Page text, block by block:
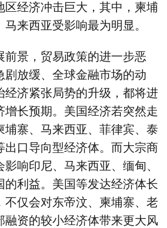
区经济冲击巨大，其中，柬埔
来西亚受影响最为明显。
景，贸易政策的进一步恶
剧放缓、全球金融市场的动
经济紧张局势的升级，都将进
增长预期。美国经济若突然走
埔寨、马来西亚、菲律宾、泰
出口导向型经济体。而大宗商
响印尼、马来西亚、缅甸、
的利益。美国等发达经济体长
不仅会对东帝汶、柬埔寨、老
融资的较小经济体带来更大风